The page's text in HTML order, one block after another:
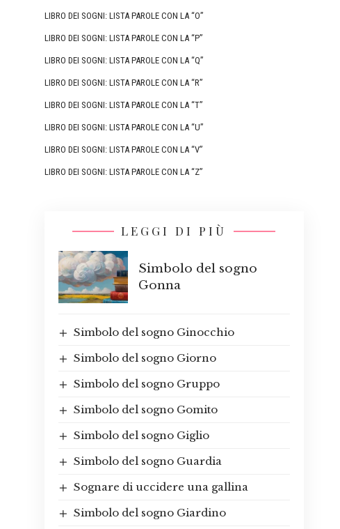
LIBRO DEI SOGNI: LISTA PAROLE CON LA “O”
LIBRO DEI SOGNI: LISTA PAROLE CON LA “P”
LIBRO DEI SOGNI: LISTA PAROLE CON LA “Q”
LIBRO DEI SOGNI: LISTA PAROLE CON LA “R”
LIBRO DEI SOGNI: LISTA PAROLE CON LA “T”
LIBRO DEI SOGNI: LISTA PAROLE CON LA “U”
LIBRO DEI SOGNI: LISTA PAROLE CON LA “V”
LIBRO DEI SOGNI: LISTA PAROLE CON LA “Z”
LEGGI DI PIÙ
Simbolo del sogno
Gonna
Simbolo del sogno Ginocchio
Simbolo del sogno Giorno
Simbolo del sogno Gruppo
Simbolo del sogno Gomito
Simbolo del sogno Giglio
Simbolo del sogno Guardia
Sognare di uccidere una gallina
Simbolo del sogno Giardino